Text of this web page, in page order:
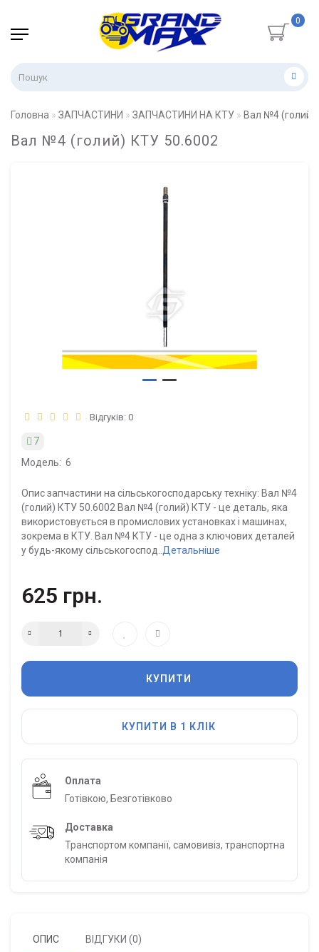
0
Головна ЗАПЧАСТИНИ ЗАПЧАСТИНИ НА КТУ Вал №4 (голий)
Вал №4 (голий) КТУ 50.6002
Відгуків: 0
7
Модель: 6
Опис запчастини на сільськогосподарську техніку: Вал №4
(голий) КТУ 50.6002 Вал №4 (голий) КТУ - це деталь, яка
використовується в промислових установках і машинах,
зокрема в КТУ. Вал №4 КТУ - це одна з ключових деталей
у будь-якому сільськогоспод.. Детальніше
625 грн.
КУПИТИ
КУПИТИ В 1 КЛІК
Оплата
Готівкою, Безготівково
Доставка
Транспортом компанії, самовивіз, транспортна
компанія
ОПИС ВІДГУКИ (0)